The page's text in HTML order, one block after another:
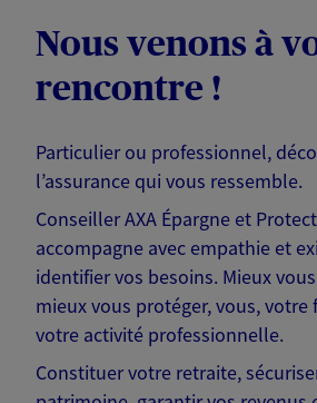
Nous venons à
rencontre !
Particulier ou professionnel,
l’assurance qui vous ressemble.
Conseiller AXA Épargne et
accompagne avec empathie et
identifier vos besoins. Mieux
mieux vous protéger, vous,
votre activité professionnelle.
Constituer votre retraite,